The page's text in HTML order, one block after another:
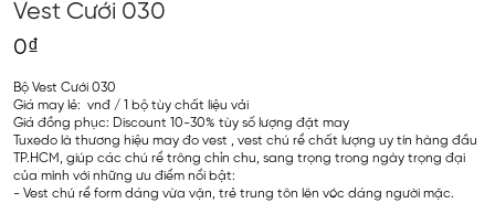
Vest Cưới 030
0₫
Bộ Vest Cưới 030
Giá may lẻ: vnđ / 1 bộ tùy chất liệu vải
Giá đồng phục: Discount 10-30% tùy số lượng đặt may
Tuxedo là thương hiệu may đo vest , vest chú rể chất lượng uy tín hàng đầu
TP.HCM, giúp các chú rể trông chỉn chu, sang trọng trong ngày trọng đại
của mình với những ưu điểm nổi bật:
- Vest chú rể form dáng vừa vặn, trẻ trung tôn lên vóc dáng người mặc.